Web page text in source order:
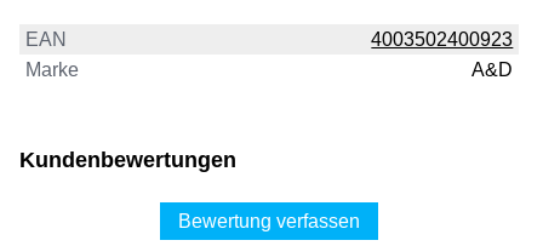
EAN
4003502400923
Marke
A&D
Kundenbewertungen
Bewertung verfassen